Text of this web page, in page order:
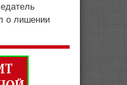
о лишении